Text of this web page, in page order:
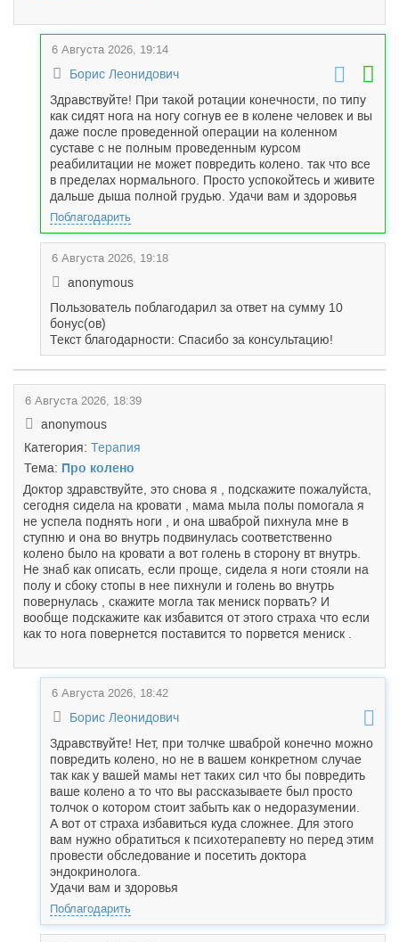
6 Августа 2026, 19:14
Борис Леонидович
Здравствуйте! При такой ротации конечности, по типу
как сидят нога на ногу согнув ее в колене человек и вы
даже после проведенной операции на коленном
суставе с не полным проведенным курсом
реабилитации не может повредить колено. так что все
в пределах нормального. Просто успокойтесь и живите
дальше дыша полной грудью. Удачи вам и здоровья
Поблагодарить
6 Августа 2026, 19:18
anonymous
Пользователь поблагодарил за ответ на сумму 10
бонус(ов)
Текст благодарности: Спасибо за консультацию!
6 Августа 2026, 18:39
anonymous
Категория: Терапия
Тема: Про колено
Доктор здравствуйте, это снова я , подскажите пожалуйста,
сегодня сидела на кровати , мама мыла полы помогала я
не успела поднять ноги , и она шваброй пихнула мне в
ступню и она во внутрь подвинулась соответственно
колено было на кровати а вот голень в сторону вт внутрь.
Не знаб как описать, если проще, сидела я ноги стояли на
полу и сбоку стопы в нее пихнули и голень во внутрь
повернулась , скажите могла так мениск порвать? И
вообще подскажите как избавится от этого страха что если
как то нога повернется поставится то порвется мениск .
6 Августа 2026, 18:42
Борис Леонидович
Здравствуйте! Нет, при толчке шваброй конечно можно
повредить колено, но не в вашем конкретном случае
так как у вашей мамы нет таких сил что бы повредить
ваше колено а то что вы рассказываете был просто
толчок о котором стоит забыть как о недоразумении.
А вот от страха избавиться куда сложнее. Для этого
вам нужно обратиться к психотерапевту но перед этим
провести обследование и посетить доктора
эндокринолога.
Удачи вам и здоровья
Поблагодарить